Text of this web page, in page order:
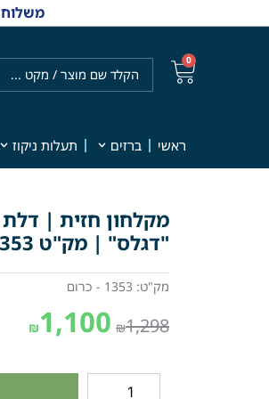
משלוח בחינם עד
0
ראשי ברזים תעלות ניקוז
מקלחון חזית |
"דגלס" | מק"ט 1353
מק"ט: 1353 - כרום
₪1,298
₪1,100